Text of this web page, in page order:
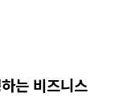
는 비즈니스